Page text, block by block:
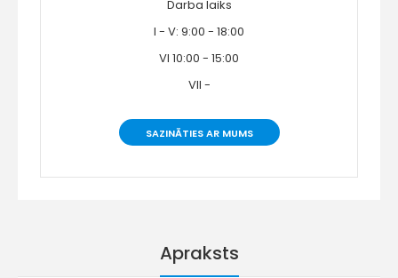
Darba laiks
I - V: 9:00 - 18:00
VI 10:00 - 15:00
VII -
SAZINĀTIES AR MUMS
Apraksts